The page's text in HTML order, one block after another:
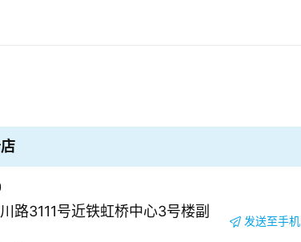
路3111号近铁虹桥中心3号楼副
发送至手机